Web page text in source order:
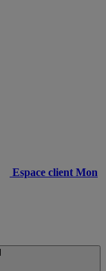
Espace client Mon